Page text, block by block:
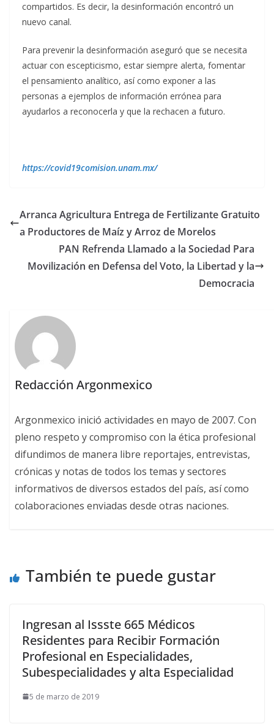
compartidos. Es decir, la desinformación encontró un
nuevo canal.
Para prevenir la desinformación aseguró que se necesita
actuar con escepticismo, estar siempre alerta, fomentar
el pensamiento analítico, así como exponer a las
personas a ejemplos de información errónea para
ayudarlos a reconocerla y que la rechacen a futuro.
https://covid19comision.unam.mx/
Arranca Agricultura Entrega de Fertilizante Gratuito
a Productores de Maíz y Arroz de Morelos
PAN Refrenda Llamado a la Sociedad Para
Movilización en Defensa del Voto, la Libertad y la
Democracia
Redacción Argonmexico
Argonmexico inició actividades en mayo de 2007. Con
pleno respeto y compromiso con la ética profesional
difundimos de manera libre reportajes, entrevistas,
crónicas y notas de todos los temas y sectores
informativos de diversos estados del país, así como
colaboraciones enviadas desde otras naciones.
También te puede gustar
Ingresan al Issste 665 Médicos
Residentes para Recibir Formación
Profesional en Especialidades,
Subespecialidades y alta Especialidad
5 de marzo de 2019